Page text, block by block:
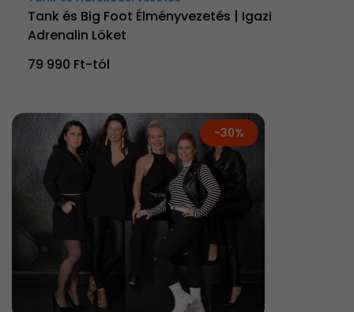
Tank és Big Foot Élményvezetés | Igazi
Adrenalin Löket
79 990 Ft-tól
-30%